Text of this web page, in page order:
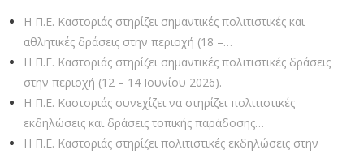
Η Π.Ε. Καστοριάς στηρίζει σημαντικές πολιτιστικές και
αθλητικές δράσεις στην περιοχή (18 –…
Η Π.Ε. Καστοριάς στηρίζει σημαντικές πολιτιστικές δράσεις
στην περιοχή (12 – 14 Ιουνίου 2026).
Η Π.Ε. Καστοριάς συνεχίζει να στηρίζει πολιτιστικές
εκδηλώσεις και δράσεις τοπικής παράδοσης…
Η Π.Ε. Καστοριάς στηρίζει πολιτιστικές εκδηλώσεις στην